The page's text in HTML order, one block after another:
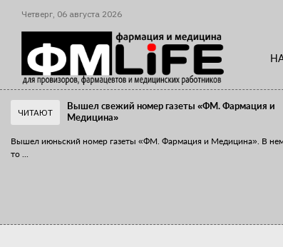
Четверг, 06 августа 2026
ЧИТАЮТ
Вышел свежий номер газеты «ФМ. Фармация и
Медицина»
Вышел июньский номер газеты «ФМ. Фармация и Медицина». В
то